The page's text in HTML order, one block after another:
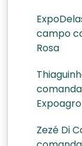
campo
Rosa
Expoagro
Zezé Di